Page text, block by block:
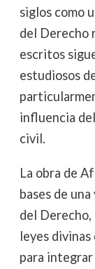
siglos como
del Derecho
escritos
estudiosos
influencia
civil.
La obra de
bases de
del Derecho,
leyes divinas
para